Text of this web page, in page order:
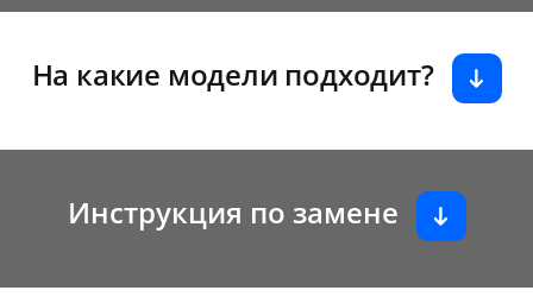
На какие модели подходит?
Инструкция по замене